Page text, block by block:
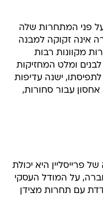
על פני המתחרות שלה
אינה זקוקה למבנה
מקוונות רבות
ומלט המחזיקות
ישנה עדיפות
עבור סחורות,
פרייסליין היא יכולת
על המודל העסקי
עם תחרות מצידן